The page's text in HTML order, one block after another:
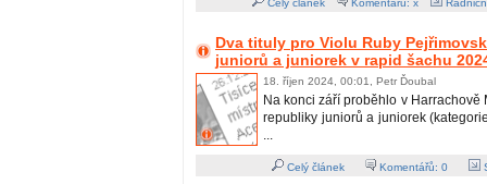
Celý článek Komentářů: x
Dva tituly pro Violu Ruby
juniorů a juniorek v rapid šachu
18. říjen 2024, 00:01, Petr Ďoubal
Na konci září proběhlo v Harrachově
republiky juniorů a juniorek
...
Celý článek Komentářů: 0